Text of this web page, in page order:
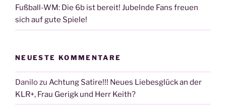
Fußball-WM: Die 6b ist bereit! Jubelnde Fans freuen
sich auf gute Spiele!
NEUESTE KOMMENTARE
Danilozu Achtung Satire!!! Neues Liebesglück an der
KLR+, Frau Gerigk und Herr Keith?